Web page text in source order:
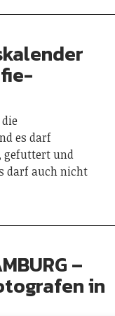
es darf
gefuttert und
darf auch nicht
–
in